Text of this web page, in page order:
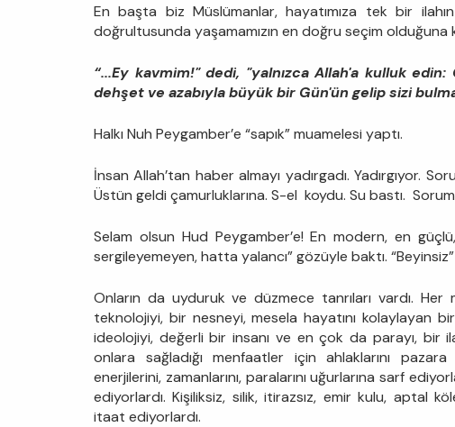
En başta biz Müslümanlar, hayatımıza tek bir
doğrultusunda yaşamamızın en doğru seçim olduğuna
“...Ey kavmim!" dedi, "yalnızca Allah'a kulluk
dehşet ve azabıyla büyük bir Gün'ün gelip sizi
Halkı Nuh Peygamber’e “sapık” muamelesi yaptı.
İnsan Allah’tan haber almayı yadırgadı. Yadırgıyor.
Üstün geldi çamurluklarına. S-el koydu. Su bastı.
Selam olsun Hud Peygamber’e! En modern, en
sergileyemeyen, hatta yalancı” gözüyle baktı. “Beyinsiz”
Onların da uyduruk ve düzmece tanrıları vardı. Her
teknolojiyi, bir nesneyi, mesela hayatını kolaylayan
ideolojiyi, değerli bir insanı ve en çok da parayı, bir
onlara sağladığı menfaatler için ahlaklarını
enerjilerini, zamanlarını, paralarını uğurlarına sarf
ediyorlardı. Kişiliksiz, silik, itirazsız, emir kulu, aptal
itaat ediyorlardı.